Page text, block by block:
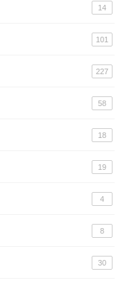
14
101
227
58
18
19
4
8
30